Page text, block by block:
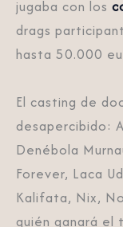
jugaba con los
drags
hasta 50.000
El casting de
desapercibido:
Denébola
Forever, Laca
Kalifata, Nix,
quién ganará el